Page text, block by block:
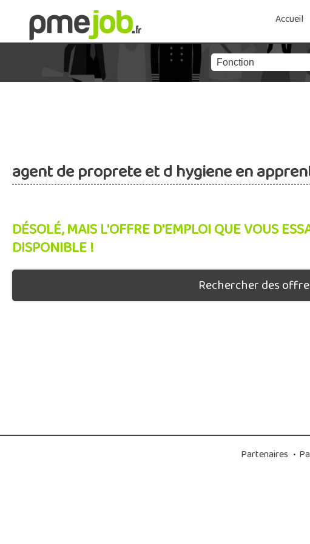
Accueil
agent de proprete et d hygiene en
DÉSOLÉ, MAIS L'OFFRE D'EMPLOI QUE VOUS
DISPONIBLE !
Rechercher des
Partenaires •